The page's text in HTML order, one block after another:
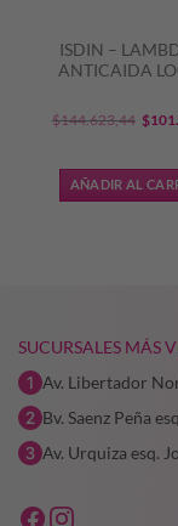
ISDIN –
ANTICAIDA
$144.623,44 El
era:
$
AÑADIR AL
SUCURSALES MÁS
Av. Libertador
Bv. Saenz Peña
Av. Urquiza esq.